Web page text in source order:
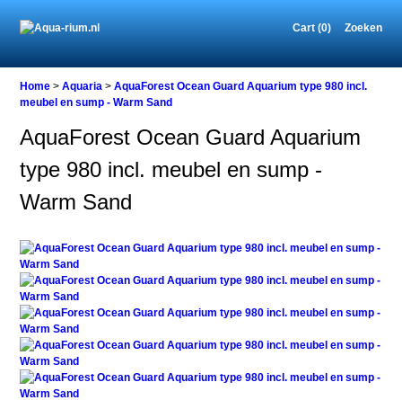
Cart (0) Zoeken
Home
Aquaria
AquaForest
Ocean
Guard
Aquarium
980
incl.
meubel
en
sump
-
Warm
Sand
Home >Aquaria >AquaForest Ocean Guard Aquarium type 980 incl.
meubel en sump - Warm Sand
AquaForest Ocean Guard Aquarium
type 980 incl. meubel en sump -
Warm Sand